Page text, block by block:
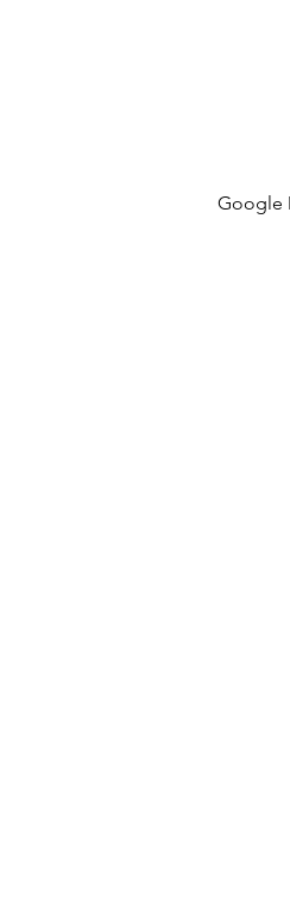
Google